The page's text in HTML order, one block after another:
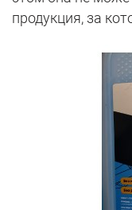
продукция, за